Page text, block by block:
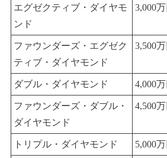
エグゼクティブ・ダイヤモ
ンド
3,000万
ファウンダーズ・エグゼク
ティブ・ダイヤモンド
3,500万
ダブル・ダイヤモンド 4,000万
ファウンダーズ・ダブル・
ダイヤモンド
4,500万
トリプル・ダイヤモンド 5,000万